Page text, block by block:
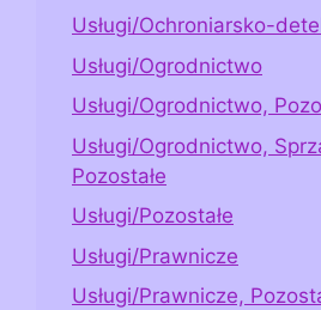
Usługi/Ochroniarsko-
Usługi/Ogrodnictwo
Usługi/Ogrodnictwo,
Usługi/Ogrodnictwo,
Pozostałe
Usługi/Pozostałe
Usługi/Prawnicze
Usługi/Prawnicze,